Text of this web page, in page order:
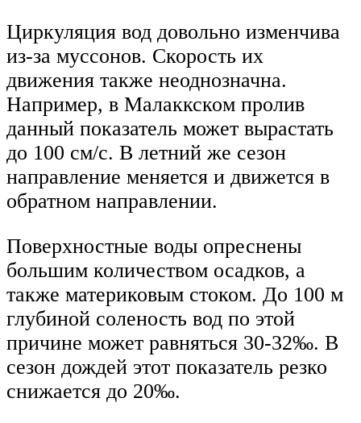
Циркуляция вод довольно изменчива
из-за муссонов. Скорость их
движения также неоднозначна.
Например, в Малаккском пролив
данный показатель может вырастать
до 100 см/с. В летний же сезон
направление меняется и движется в
обратном направлении.
Поверхностные воды опреснены
большим количеством осадков, а
также материковым стоком. До 100 м
глубиной соленость вод по этой
причине может равняться 30-32‰. В
сезон дождей этот показатель резко
снижается до 20‰.